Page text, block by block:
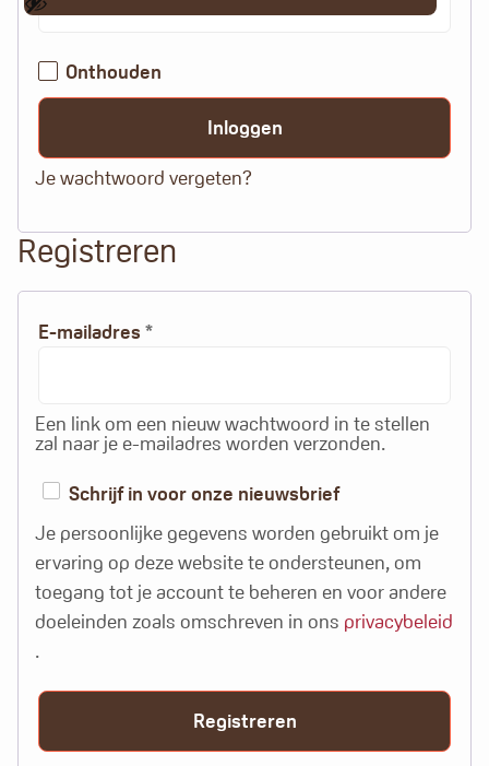
Onthouden
Inloggen
Je wachtwoord vergeten?
Registreren
E-mailadres *Vereist
Een link om een nieuw wachtwoord in te stellen
zal naar je e-mailadres worden verzonden.
Schrijf in voor onze nieuwsbrief
Je persoonlijke gegevens worden gebruikt om je
ervaring op deze website te ondersteunen, om
toegang tot je account te beheren en voor andere
doeleinden zoals omschreven in ons privacybeleid
.
Registreren
Alternative: